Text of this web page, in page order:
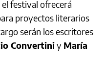
festival ofrecerá
proyectos literarios
serán los escritores
Convertiniy María